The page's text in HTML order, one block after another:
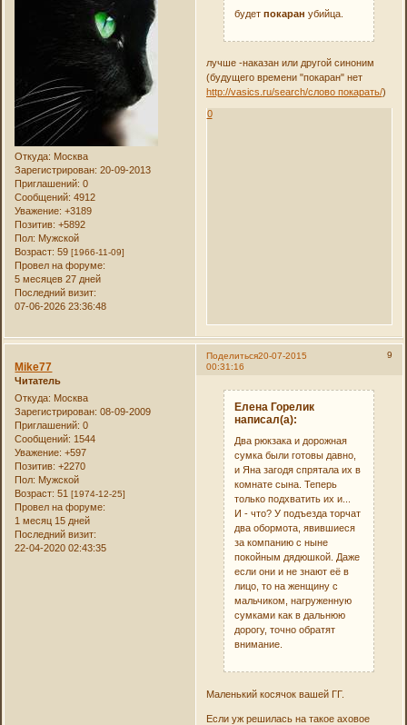
Откуда: Москва
Зарегистрирован: 20-09-2013
Приглашений: 0
Сообщений: 4912
Уважение: +3189
Позитив: +5892
Пол: Мужской
Возраст: 59[1966-11-09]
Провел на форуме:
5 месяцев 27 дней
Последний визит:
07-06-2026 23:36:48
будетпокаран убийца.
лучше -наказан или другой синоним
(будущего времени "покаран" нет
http://vasics.ru/search/слово покарать/)
0
Поделиться 9
20-07-2015
00:31:16
Mike77
Читатель
Откуда: Москва
Зарегистрирован: 08-09-2009
Приглашений: 0
Сообщений: 1544
Уважение: +597
Позитив: +2270
Пол: Мужской
Возраст: 51[1974-12-25]
Провел на форуме:
1 месяц 15 дней
Последний визит:
22-04-2020 02:43:35
Елена Горелик
написал(а):
Два рюкзака и дорожная
сумка были готовы давно,
и Яна загодя спрятала их в
комнате сына. Теперь
только подхватить их и...
И - что? У подъезда торчат
два обормота, явившиеся
за компанию с ныне
покойным дядюшкой. Даже
если они и не знают её в
лицо, то на женщину с
мальчиком, нагруженную
сумками как в дальнюю
дорогу, точно обратят
внимание.
Маленький косячок вашей ГГ.
Если уж решилась на такое аховое